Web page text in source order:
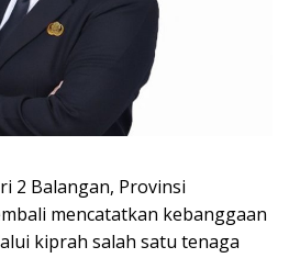
2 Balangan, Provinsi
mencatatkan kebanggaan
kiprah salah satu tenaga